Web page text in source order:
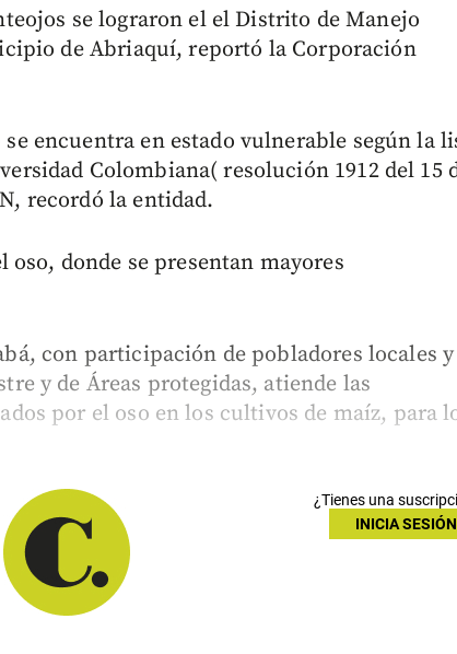
se lograron el el Distrito de Manejo
de Abriaquí, reportó la Corporación
encuentra en estado vulnerable según la
Colombiana( resolución 1912 del 15
recordó la entidad.
donde se presentan mayores
con participación de pobladores locales y
y de Áreas protegidas, atiende las
por el oso en los cultivos de maíz, para
¿Tienes una
INICIA SESIÓN